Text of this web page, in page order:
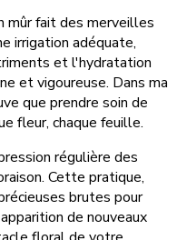
mûr fait des merveilles
irrigation adéquate,
et l'hydratation
et vigoureuse. Dans ma
que prendre soin de
fleur, chaque feuille.
régulière des
Cette pratique,
brutes pour
de nouveaux